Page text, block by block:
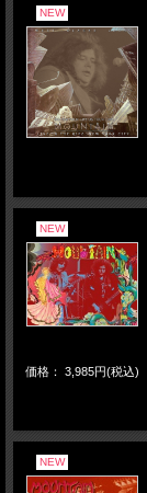
NEW
NEW
価格： 3,985円(税込)
NEW